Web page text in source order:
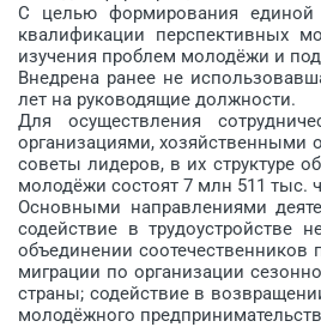
С целью формирования единой
квалификации перспективных
изучения проблем молодёжи и
Внедрена ранее не
лет на руководящие должности.
Для осуществления
организациями, хозяйственными
советы лидеров, в их структуре
молодёжи состоят 7 млн 511 тыс.
Основными направлениями
содействие в трудоустройстве
объединении
миграции по организации
страны; содействие в
молодёжного